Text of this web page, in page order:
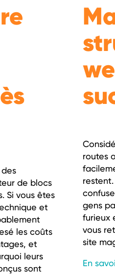
de blocs
Si vous êtes
et
les coûts
et
leurs
sont
routes
gens
furieux
vous
site
En